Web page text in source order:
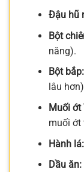
Đậu hũ
Bột
năng).
Bột bắp:
lâu
Muối ớt
muối ớt
Hành lá:
Dầu ăn: